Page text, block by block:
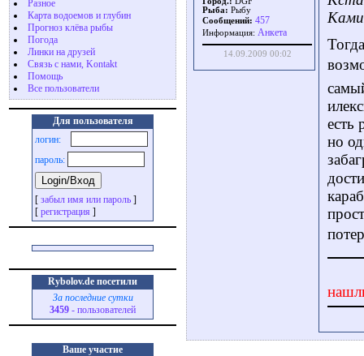
Разное
Карта водоемов и глубин
Прогноз клёва рыбы
Погода
Линки на друзей
Связь с нами, Kontakt
Помощь
Все пользователи
Для пользователя
логин:
пароль:
[ забыл имя или пароль ]
[ регистрация ]
Rybolov.de посетили
За последние сутки
3459 - пользователей
Ваше участие
Рыба: Рыбу
Сообщений: 457
Информация: Aнкета
14.09.2009 00:02
есть
но